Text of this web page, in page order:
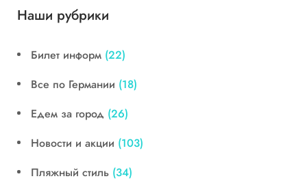
Наши рубрики
Билет информ (22)
Все по Германии (18)
Едем за город (26)
Новости и акции (103)
Пляжный стиль (34)